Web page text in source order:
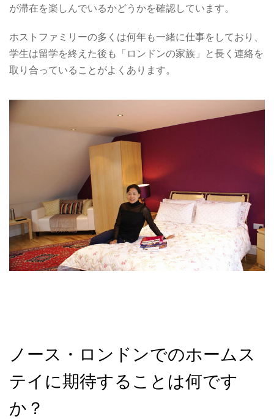
が滞在を楽しんでいるかどうかを確認しています。
ホストファミリーの多くは何年も一緒に仕事をしており、
学生は留学を終えた後も「ロンドンの家族」と長く連絡を
取り合っていることがよくあります。
ノース・ロンドンでのホームス
テイに期待することは何です
か？